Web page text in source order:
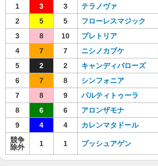
1 3 3 テラノヴァ
2
5 5 フローレスマジック
3
8 10 プレトリア
4
7 7 ニシノカブケ
5
2 2 キャンディバローズ
6
7 8 シンフォニア
7
8 9 パルティトゥーラ
8
6 6 アロンザモナ
9
4 4 カレンマタドール
競争
除外
1 1 プッシュアゲン